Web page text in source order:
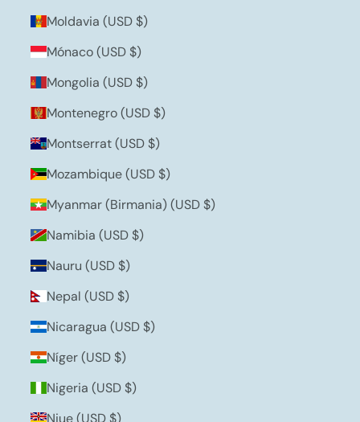
Moldavia (USD $)
Mónaco (USD $)
Mongolia (USD $)
Montenegro (USD $)
Montserrat (USD $)
Mozambique (USD $)
Myanmar (Birmania) (USD $)
Namibia (USD $)
Nauru (USD $)
Nepal (USD $)
Nicaragua (USD $)
Níger (USD $)
Nigeria (USD $)
Niue (USD $)